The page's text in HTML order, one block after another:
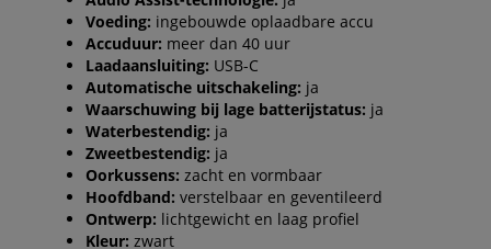
Voeding: ingebouwde oplaadbare accu
Accuduur: meer dan 40 uur
Laadaansluiting: USB-C
Automatische uitschakeling: ja
Waarschuwing bij lage batterijstatus: ja
Waterbestendig: ja
Zweetbestendig: ja
Oorkussens: zacht en vormbaar
Hoofdband: verstelbaar en geventileerd
Ontwerp: lichtgewicht en laag profiel
Kleur: zwart